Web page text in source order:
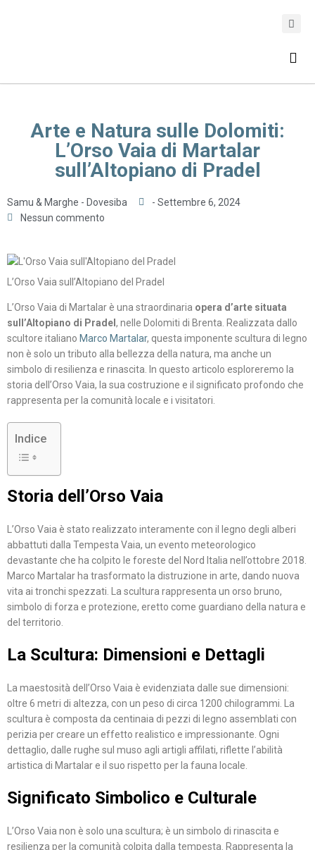
Arte e Natura sulle Dolomiti:
L’Orso Vaia di Martalar
sull’Altopiano di Pradel
Samu & Marghe - Dovesiba - Settembre 6, 2024
Nessun commento
L’Orso Vaia sull’Altopiano del Pradel
L’Orso Vaia di Martalar è una straordinaria opera d’arte situata
sull’Altopiano di Pradel , nelle Dolomiti di Brenta. Realizzata dallo
scultore italiano Marco Martalar, questa imponente scultura di legno
non è solo un tributo alla bellezza della natura, ma anche un
simbolo di resilienza e rinascita. In questo articolo esploreremo la
storia dell’Orso Vaia, la sua costruzione e il significato profondo che
rappresenta per la comunità locale e i visitatori.
Indice
Storia dell’Orso Vaia
L’Orso Vaia è stato realizzato interamente con il legno degli alberi
abbattuti dalla Tempesta Vaia, un evento meteorologico
devastante che ha colpito le foreste del Nord Italia nell’ottobre 2018.
Marco Martalar ha trasformato la distruzione in arte, dando nuova
vita ai tronchi spezzati. La scultura rappresenta un orso bruno,
simbolo di forza e protezione, eretto come guardiano della natura e
del territorio.
La Scultura: Dimensioni e Dettagli
La maestosità dell’Orso Vaia è evidenziata dalle sue dimensioni:
oltre 6 metri di altezza, con un peso di circa 1200 chilogrammi. La
scultura è composta da centinaia di pezzi di legno assemblati con
perizia per creare un effetto realistico e impressionante. Ogni
dettaglio, dalle rughe sul muso agli artigli affilati, riflette l’abilità
artistica di Martalar e il suo rispetto per la fauna locale.
Significato Simbolico e Culturale
L’Orso Vaia non è solo una scultura; è un simbolo di rinascita e
resilienza per la comunità colpita dalla tempesta. Rappresenta la